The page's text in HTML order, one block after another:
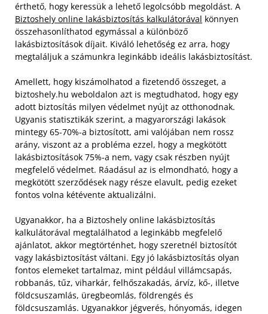
érthető, hogy keressük a lehető legolcsóbb megoldást. A
Biztoshely online lakásbiztosítás kalkulátorával könnyen
összehasonlíthatod egymással a különböző
lakásbiztosítások díjait. Kiváló lehetőség ez arra, hogy
megtaláljuk a számunkra leginkább ideális lakásbiztosítást.
Amellett, hogy kiszámolhatod a fizetendő összeget, a
biztoshely.hu weboldalon azt is megtudhatod, hogy egy
adott biztosítás milyen védelmet nyújt az otthonodnak.
Ugyanis statisztikák szerint, a magyarországi lakások
mintegy 65-70%-a biztosított, ami valójában nem rossz
arány, viszont az a probléma ezzel, hogy a megkötött
lakásbiztosítások 75%-a nem, vagy csak részben nyújt
megfelelő védelmet. Ráadásul az is elmondható, hogy a
megkötött szerződések nagy része elavult, pedig ezeket
fontos volna kétévente aktualizálni.
Ugyanakkor, ha a Biztoshely online lakásbiztosítás
kalkulátorával megtalálhatod a leginkább megfelelő
ajánlatot, akkor megtörténhet, hogy szeretnél biztosítót
vagy lakásbiztosítást váltani. Egy jó lakásbiztosítás olyan
fontos elemeket tartalmaz, mint például villámcsapás,
robbanás, tűz, viharkár, felhőszakadás, árvíz, kő-, illetve
földcsuszamlás, üregbeomlás, földrengés és
földcsuszamlás. Ugyanakkor jégverés, hónyomás, idegen